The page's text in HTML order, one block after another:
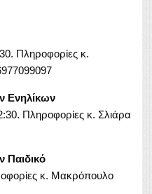
Πληροφορίες κ.
Ενηλίκων
Πληροφορίες κ. Σλιάρα
κ. Μακρόπουλο